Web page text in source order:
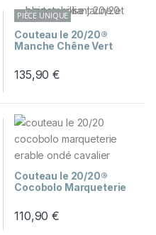
PIÈCE UNIQUE
Couteau le 20/20®
Manche Chêne Vert
Jaune et Bleu
135,90€
Couteau le 20/20®
Cocobolo Marqueterie
110,90€